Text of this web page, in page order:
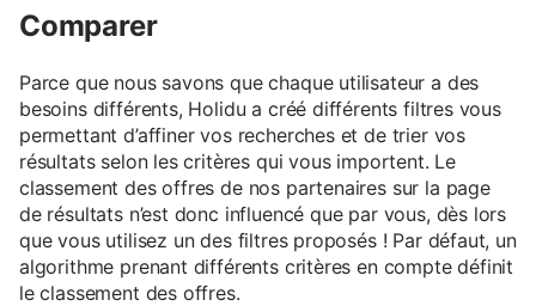
Comparer
Parce que nous savons que chaque utilisateur a des
besoins différents, Holidu a créé différents filtres vous
permettant d’affiner vos recherches et de trier vos
résultats selon les critères qui vous importent. Le
classement des offres de nos partenaires sur la page
de résultats n’est donc influencé que par vous, dès lors
que vous utilisez un des filtres proposés ! Par défaut, un
algorithme prenant différents critères en compte définit
le classement des offres.